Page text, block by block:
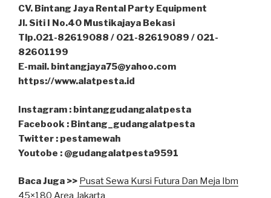
CV. Bintang Jaya Rental Party Equipment
Jl. Siti I No.40 Mustikajaya Bekasi
Tlp.021-82619088 / 021-82619089 / 021-
82601199
E-mail. bintangjaya75@yahoo.com
https://www.alatpesta.id
Instagram : bintanggudangalatpesta
Facebook : Bintang_gudangalatpesta
Twitter : pestamewah
Youtobe : @gudangalatpesta9591
Baca Juga >> Pusat Sewa Kursi Futura Dan Meja Ibm
45×180 Area Jakarta